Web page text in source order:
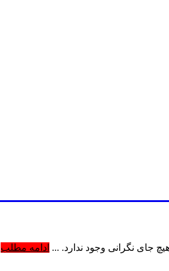
جای نگرانی وجود ندارد. ... ادامه مطلب